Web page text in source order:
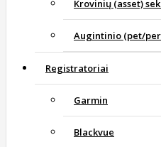
Krovinių (asset)
Augintinio (pet/
Registratoriai
Garmin
Blackvue